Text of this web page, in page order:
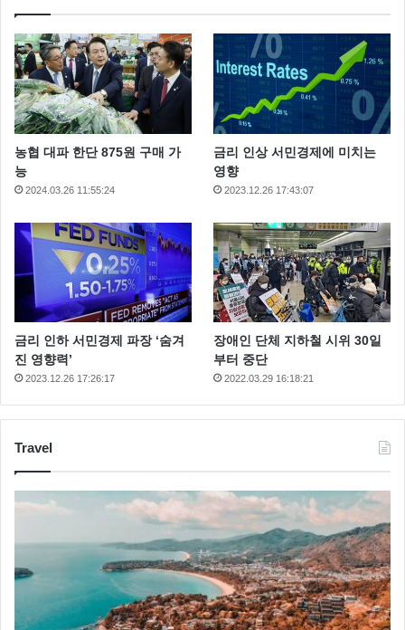
농협 대파 한단 875원 구매 가
능
2024.03.26 11:55:24
금리 인상 서민경제에 미치는
영향
2023.12.26 17:43:07
금리 인하 서민경제 파장 ‘숨겨
진 영향력’
2023.12.26 17:26:17
장애인 단체 지하철 시위 30일
부터 중단
2022.03.29 16:18:21
Travel